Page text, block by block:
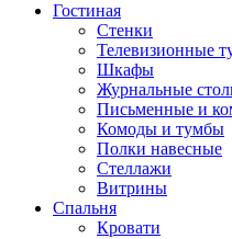
Гостиная
Стенки
Телевизионные
Шкафы
Журнальные
Письменные и
Комоды и тумбы
Полки навесные
Стеллажи
Витрины
Спальня
Кровати